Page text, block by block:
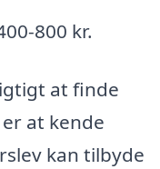
800 kr.
at finde
at kende
kan tilbyde